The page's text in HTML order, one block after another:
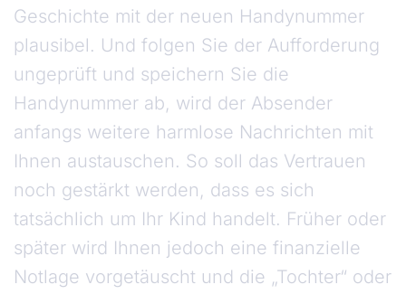
Geschichte mit der neuen Handynummer
plausibel. Und folgen Sie der Aufforderung
ungeprüft und speichern Sie die
Handynummer ab, wird der Absender
anfangs weitere harmlose Nachrichten mit
Ihnen austauschen. So soll das Vertrauen
noch gestärkt werden, dass es sich
tatsächlich um Ihr Kind handelt. Früher oder
später wird Ihnen jedoch eine finanzielle
Notlage vorgetäuscht und die „Tochter“ oder